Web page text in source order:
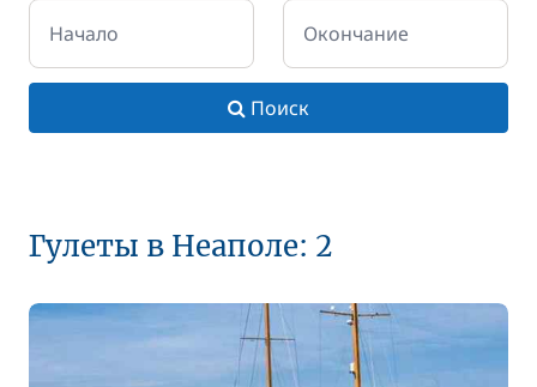
Начало Окончание
Поиск
Гулеты в Неаполе: 2